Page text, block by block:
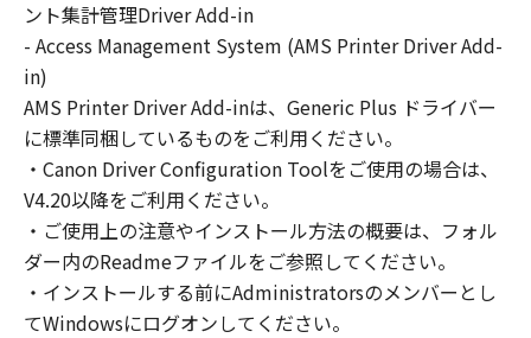
コンピューターの使用者に本契約書上の義務お
よび条件を遵守させるとともに、その履行に関
し全責任を負うことを条件とします。
(2) お客様は、上記(1)に基づいて「本ソフトウ
ェア」を使用するためのバックアップとして、
「本ソフトウェア」を１部、複製することがで
きます。
(3) 上記(1)および(2)に定める場合を除き、キヤ
ノンまたはキヤノンのライセンサーのいかなる
知的財産権も、明示たると黙示たるとを問わ
ず、本契約書によってお客様に譲渡あるいは許
諾されるものではありません。
ント集計管理Driver Add-in
- Access Management System (AMS Printer Driver Add-
in)
AMS Printer Driver Add-inは、Generic Plus ドライバー
に標準同梱しているものをご利用ください。
・Canon Driver Configuration Toolをご使用の場合は、
V4.20以降をご利用ください。
・ご使用上の注意やインストール方法の概要は、フォル
ダー内のReadmeファイルをご参照してください。
・インストールする前にAdministratorsのメンバーとし
てWindowsにログオンしてください。